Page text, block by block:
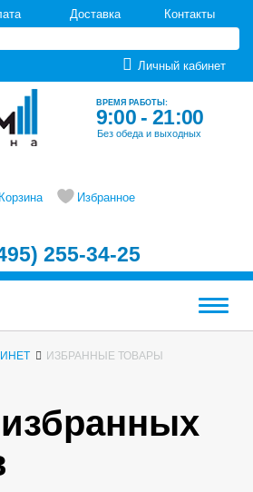
Доставка Контакты
Личный кабинет
ВРЕМЯ РАБОТЫ:
9:00 - 21:00
Без обеда и выходных
Корзина Избранное
255-34-25
Меню
ИЗБРАННЫЕ ТОВАРЫ